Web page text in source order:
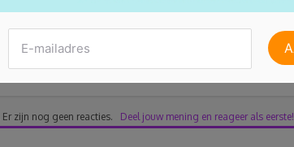
Er zijn nog geen reacties. Deel jouw mening en reageer als eerste!